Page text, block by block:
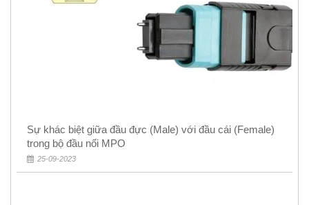
Sự khác biệt giữa đầu đực (Male) với đầu cái (Female)
trong bộ đầu nối MPO
25-09-2023